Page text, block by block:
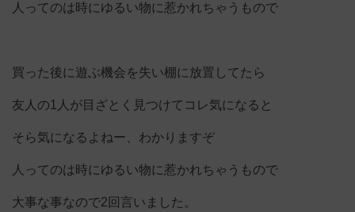
人ってのは時にゆるい物に惹かれちゃうもので
買った後に遊ぶ機会を失い棚に放置してたら
友人の1人が目ざとく見つけてコレ気になると
そら気になるよねー、わかりますぞ
人ってのは時にゆるい物に惹かれちゃうもので
大事な事なので2回言いました。